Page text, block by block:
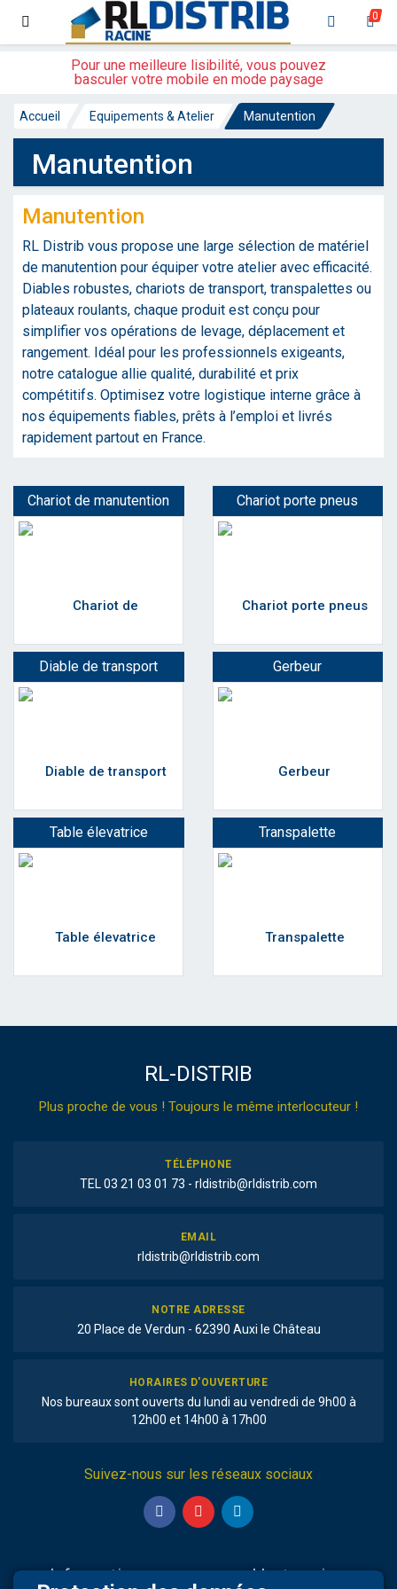
0
Pour une meilleure lisibilité, vous pouvez
basculer votre mobile en mode paysage
Accueil Equipements & Atelier Manutention
Manutention
Manutention
RL Distrib vous propose une large sélection de matériel
de manutention pour équiper votre atelier avec efficacité.
Diables robustes, chariots de transport, transpalettes ou
plateaux roulants, chaque produit est conçu pour
simplifier vos opérations de levage, déplacement et
rangement. Idéal pour les professionnels exigeants,
notre catalogue allie qualité, durabilité et prix
compétitifs. Optimisez votre logistique interne grâce à
nos équipements fiables, prêts à l’emploi et livrés
rapidement partout en France.
Chariot de manutention Chariot porte pneus
Diable de transport Gerbeur
Table élevatrice Transpalette
RL-DISTRIB
Plus proche de vous ! Toujours le même interlocuteur !
TÉLÉPHONE
TEL 03 21 03 01 73 - rldistrib@rldistrib.com
EMAIL
rldistrib@rldistrib.com
NOTRE ADRESSE
20 Place de Verdun - 62390 Auxi le Château
HORAIRES D'OUVERTURE
Nos bureaux sont ouverts du lundi au vendredi de 9h00 à
12h00 et 14h00 à 17h00
Suivez-nous sur les réseaux sociaux
Informations L'entreprise